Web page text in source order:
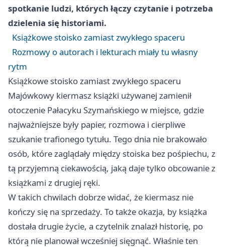
spotkanie ludzi, których łączy czytanie i potrzeba
dzielenia się historiami.
Książkowe stoisko zamiast zwykłego spaceru
Rozmowy o autorach i lekturach miały tu własny
rytm
Książkowe stoisko zamiast zwykłego spaceru
Majówkowy kiermasz książki używanej zamienił
otoczenie Pałacyku Szymańskiego w miejsce, gdzie
najważniejsze były papier, rozmowa i cierpliwe
szukanie trafionego tytułu. Tego dnia nie brakowało
osób, które zaglądały między stoiska bez pośpiechu, z
tą przyjemną ciekawością, jaką daje tylko obcowanie z
książkami z drugiej ręki.
W takich chwilach dobrze widać, że kiermasz nie
kończy się na sprzedaży. To także okazja, by książka
dostała drugie życie, a czytelnik znalazł historię, po
którą nie planował wcześniej sięgnąć. Właśnie ten